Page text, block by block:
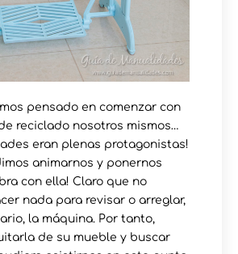
pensado en comenzar con
reciclado nosotros mismos…
eran plenas protagonistas!
animarnos y ponernos
con ella! Claro que no
nada para revisar o arreglar,
la máquina. Por tanto,
de su mueble y buscar